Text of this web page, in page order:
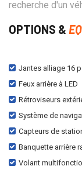
recherche d'un
OPTIONS &
Jantes alliage 16
Feux arrière à LED
Rétroviseurs
Système de
Capteurs de
Banquette arrière
Volant